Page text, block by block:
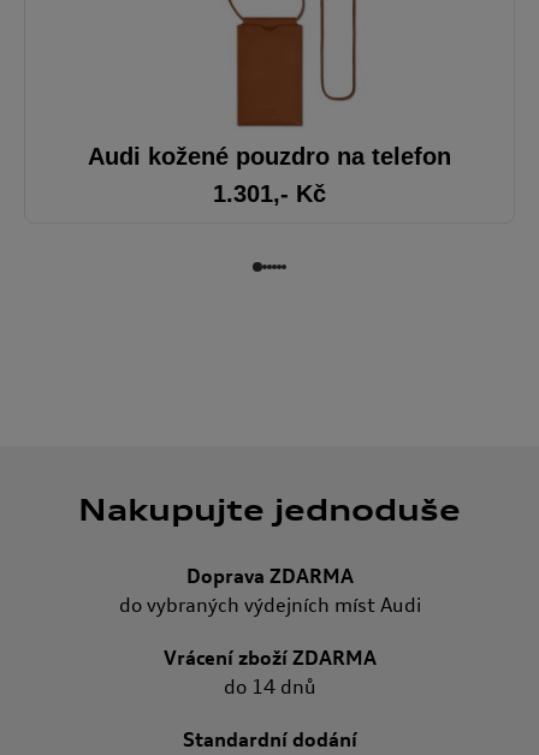
Audi kožené pouzdro na telefon
1.301,- Kč
Nakupujte jednoduše
Doprava ZDARMA
do vybraných výdejních míst Audi
Vrácení zboží ZDARMA
do 14 dnů
Standardní dodání